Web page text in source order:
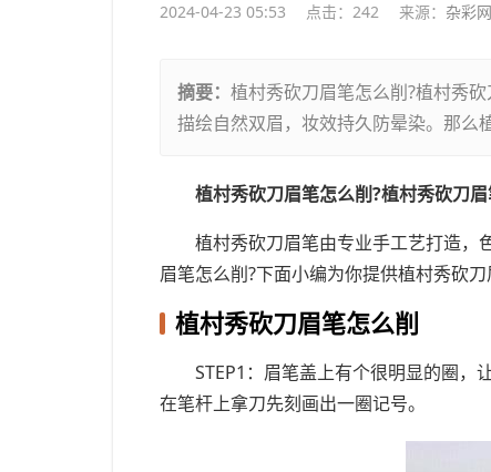
2024-04-23 05:53 点击： 242 来源： 杂彩网
摘要： 植村秀砍刀眉笔怎么削?植村秀
描绘自然双眉，妆效持久防晕染。那么
植村秀砍刀眉笔怎么削?植村秀砍刀
植村秀砍刀眉笔由专业手工艺打造，
眉笔怎么削?下面小编为你提供植村秀砍刀
植村秀砍刀眉笔怎么削
STEP1：眉笔盖上有个很明显的圈，
在笔杆上拿刀先刻画出一圈记号。